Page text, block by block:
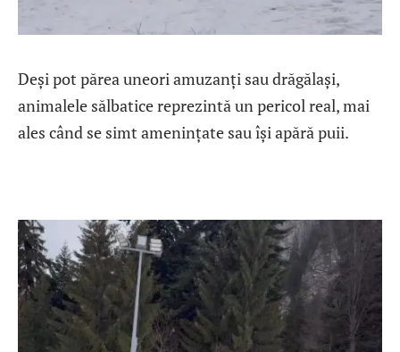
Deși pot părea uneori amuzanți sau drăgălași,
animalele sălbatice reprezintă un pericol real, mai
ales când se simt amenințate sau își apără puii.